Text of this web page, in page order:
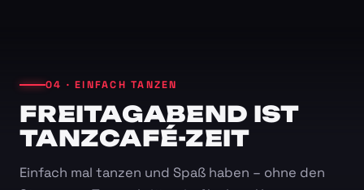
04 · EINFACH TANZEN
FREITAGABEND IST
TANZCAFÉ-ZEIT
Einfach mal tanzen und Spaß haben – ohne den